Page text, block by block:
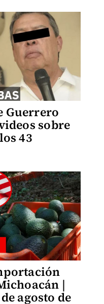
Guerrero
sobre
43
|
agosto de